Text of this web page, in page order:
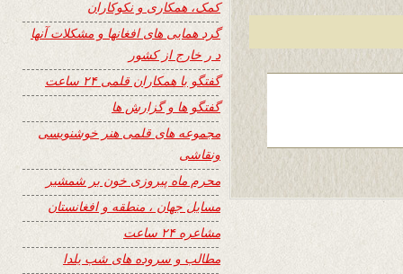
کمک، همکاری و نکوکاران
گرد همایی های افغانها و مشکلات آنها
د ر خارج از کشور
گفتگو با همکاران قلمی ۲۴ ساعت
گفتگو ها و گزارش ها
مجموعه های قلمی هنر خوشنویسی
ونقاشی
محرم ماه پیروزی خون بر شمشیر
مسایل جهان ، منطقه و افغانستان
مشاعره ۲۴ ساعت
مطالب و سروده های شب یلدا